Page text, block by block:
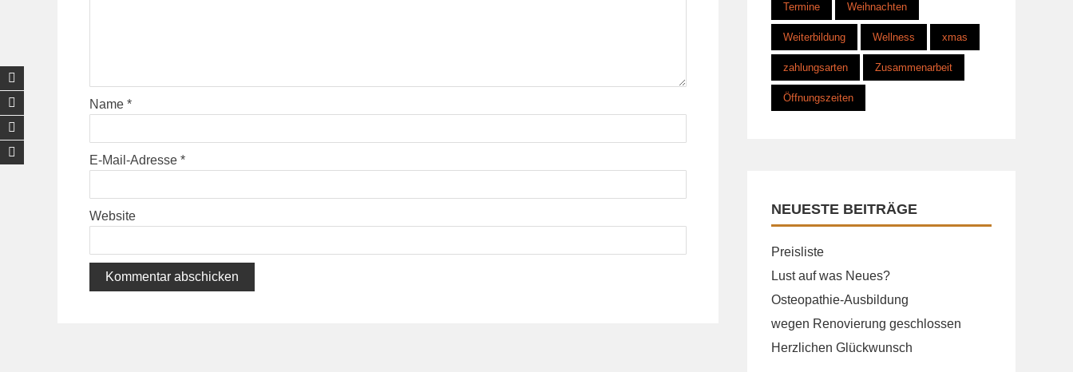
Name *
E-Mail-Adresse *
Website
Termine Weihnachten
Weiterbildung Wellness xmas
zahlungsarten Zusammenarbeit
Öffnungszeiten
NEUESTE BEITRÄGE
Preisliste
Lust auf was Neues?
Osteopathie-Ausbildung
wegen Renovierung geschlossen
Herzlichen Glückwunsch